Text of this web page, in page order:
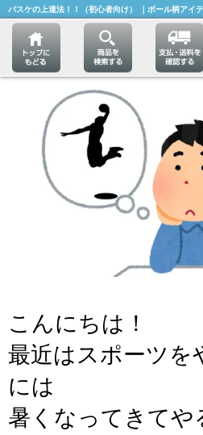
バスケの上達法！！（初心者向け） ｜ボール柄アイ
こんにちは！
最近はスポーツを
には
暑くなってきてや